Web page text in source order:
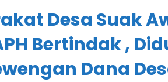
Desa Suak
Bertindak ,
Dana